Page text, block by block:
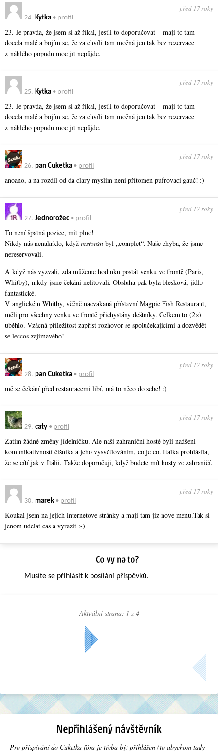
24. Kytka • profil
před 17 roky
23. Je pravda, že jsem si až říkal, jestli to doporučovat – mají to tam
docela malé a bojím se, že za chvíli tam možná jen tak bez rezervace
z náhlého popudu moc jít nepůjde.
25. Kytka • profil
před 17 roky
23. Je pravda, že jsem si až říkal, jestli to doporučovat – mají to tam
docela malé a bojím se, že za chvíli tam možná jen tak bez rezervace
z náhlého popudu moc jít nepůjde.
26. pan Cuketka • profil
před 17 roky
anoano, a na rozdíl od da clary myslím není přítomen pufrovací gauč! :)
27. Jednorožec • profil
před 17 roky
To není špatná pozice, mít plno!
Nikdy nás nenakrklo, když restorán byl „complet“. Naše chyba, že jsme
nereservovali.
A když nás vyzvali, zda můžeme hodinku postát venku ve frontě (Paris,
Whitby), nikdy jsme čekání nelitovali. Obsluha pak byla blesková, jídlo
fantastické.
V anglickém Whitby, věčně nacvakaná přístavní Magpie Fish Restaurant,
měli pro všechny venku ve frontě přichystány deštníky. Celkem to (2×)
uběhlo. Vzácná příležitost zapříst rozhovor se spolučekajícími a dozvědět
se leccos zajímavého!
28. pan Cuketka • profil
před 17 roky
mě se čekání před restauracemi libí, má to něco do sebe! :)
29. caty • profil
před 17 roky
Zatím žádné změny jídelníčku. Ale naši zahraniční hosté byli nadšeni
komunikativností číšníka a jeho vysvětlováním, co je co. Italka prohlásila,
že se cítí jak v Itálii. Takže doporučuji, když budete mít hosty ze zahraničí.
30. marek • profil
před 17 roky
Koukal jsem na jejich internetove stránky a maji tam jiz nove menu.Tak si
jenom udelat cas a vyrazit :-)
Musíte se přihlásit k posílání příspěvků.
Aktuální strana: 1 z 4
Pro přispívání do Cuketka fóra je třeba být přihlášen (to abychom tady